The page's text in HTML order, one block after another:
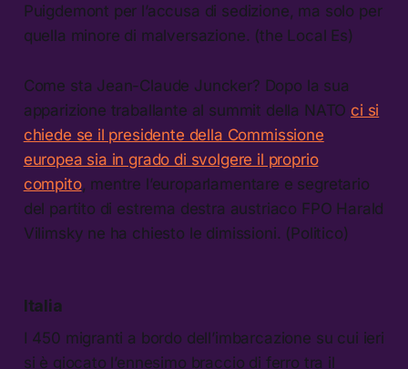
Puigdemont per l’accusa di sedizione, ma solo per
quella minore di malversazione. (the Local Es)
Come sta Jean-Claude Juncker? Dopo la sua
apparizione traballante al summit della NATO ci si
chiede se il presidente della Commissione
europea sia in grado di svolgere il proprio
compito, mentre l’europarlamentare e segretario
del partito di estrema destra austriaco FPO Harald
Vilimsky ne ha chiesto le dimissioni. (Politico)
Italia
I 450 migranti a bordo dell’imbarcazione su cui ieri
si è giocato l’ennesimo braccio di ferro tra il